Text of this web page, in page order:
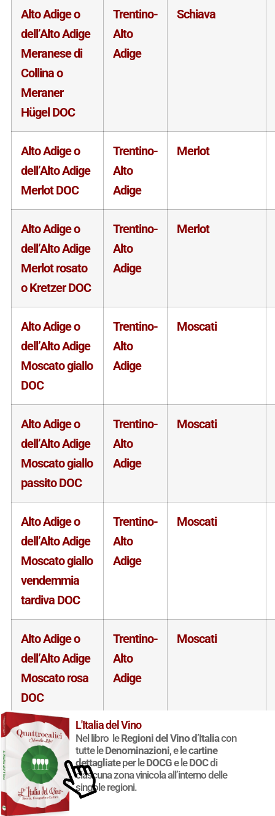
Alto Adige o
dell’Alto Adige
Meranese di
Collina o
Meraner
Hügel DOC
Trentino-
Alto
Adige
Schiava
Alto Adige o
dell’Alto Adige
Merlot DOC
Trentino-
Alto
Adige
Merlot
Alto Adige o
dell’Alto Adige
Merlot rosato
o Kretzer DOC
Trentino-
Alto
Adige
Merlot
Alto Adige o
dell’Alto Adige
Moscato giallo
DOC
Trentino-
Alto
Adige
Moscati
Alto Adige o
dell’Alto Adige
Moscato giallo
passito DOC
Trentino-
Alto
Adige
Moscati
Alto Adige o
dell’Alto Adige
Moscato giallo
vendemmia
tardiva DOC
Trentino-
Alto
Adige
Moscati
Alto Adige o
dell’Alto Adige
Moscato rosa
DOC
Trentino-
Alto
Adige
Moscati
Alto Adige o
dell’Alto Adige
Moscato rosa
passito DOC
Trentino-
Alto
Adige
Moscati
L'Italia del Vino
Nel libro leRegioni del Vino d’Italiacon
tutte leDenominazioni, e lecartine
dettagliateper leDOCGe leDOCdi
ciascuna zona vinicola all’interno delle
singole regioni.